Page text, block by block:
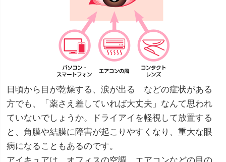
日頃から目が乾燥する、涙が出る などの症状がある
方でも、「薬さえ差していれば大丈夫」なんて思われ
ていないでしょうか。ドライアイを軽視して放置する
と、角膜や結膜に障害が起こりやすくなり、重大な眼
病になることもあるのです。